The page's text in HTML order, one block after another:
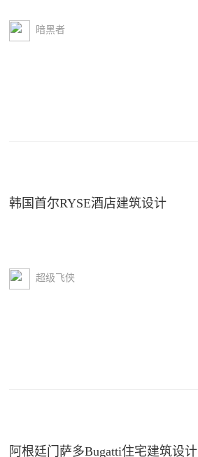
暗黑者
韩国首尔RYSE酒店建筑设计
超级飞侠
阿根廷门萨多Bugatti住宅建筑设计